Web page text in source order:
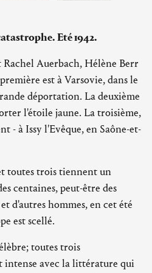
Eté 1942.
Rachel Auerbach, Hélène Berr
est à Varsovie, dans le
déportation. La deuxième
l'étoile jaune. La troisième,
- à Issy l'Evêque, en Saône-et-
toutes trois tiennent un
centaines, peut-être des
d'autres hommes, en cet été
est scellé.
toutes trois
avec la littérature qui